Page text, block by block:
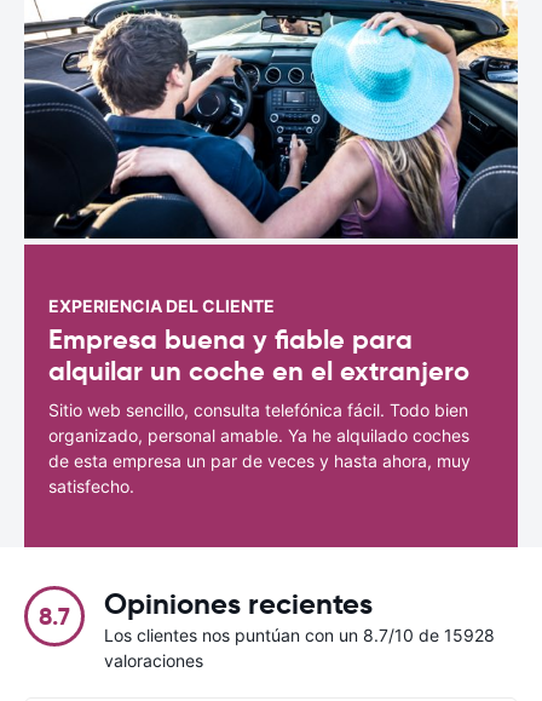
EXPERIENCIA DEL CLIENTE
Empresa buena y fiable para
alquilar un coche en el extranjero
Sitio web sencillo, consulta telefónica fácil. Todo bien
organizado, personal amable. Ya he alquilado coches
de esta empresa un par de veces y hasta ahora, muy
satisfecho.
8.7 Opiniones recientes
Los clientes nos puntúan con un 8.7/10 de 15928
valoraciones